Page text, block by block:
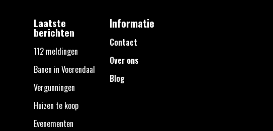
Laatste
berichten
112 meldingen
Banen in Voerendaal
Vergunningen
Huizen te koop
Evenementen
Informatie
Contact
Over ons
Blog